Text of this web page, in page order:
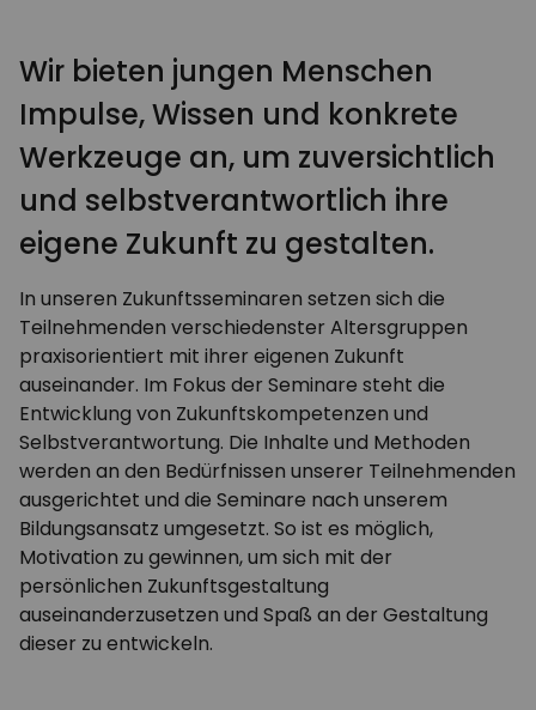
Wir bieten jungen Menschen
Impulse, Wissen und konkrete
Werkzeuge an, um zuversichtlich
und selbstverantwortlich ihre
eigene Zukunft zu gestalten.
In unseren Zukunftsseminaren setzen sich die
Teilnehmenden verschiedenster Altersgruppen
praxisorientiert mit ihrer eigenen Zukunft
auseinander. Im Fokus der Seminare steht die
Entwicklung von Zukunftskompetenzen und
Selbstverantwortung. Die Inhalte und Methoden
werden an den Bedürfnissen unserer Teilnehmenden
ausgerichtet und die Seminare nach unserem
Bildungsansatz umgesetzt. So ist es möglich,
Motivation zu gewinnen, um sich mit der
persönlichen Zukunftsgestaltung
auseinanderzusetzen und Spaß an der Gestaltung
dieser zu entwickeln.